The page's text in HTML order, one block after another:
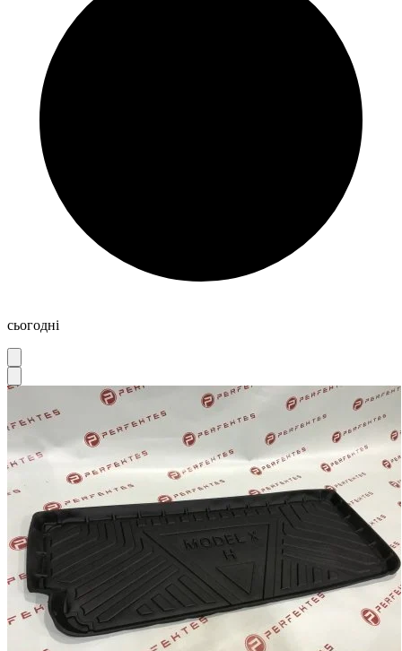
сьогодні